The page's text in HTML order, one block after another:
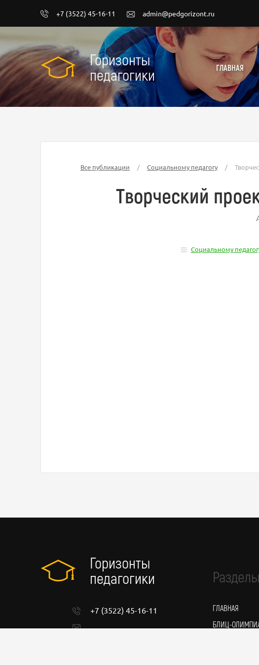
+7 (3522) 45-16-11 admin@pedgorizont.ru
Горизонты
педагогики
ГЛАВНАЯ
Все публикации / Социальному педагогу /
Творческий
Социальному
Горизонты
педагогики
+7 (3522) 45-16-11 ГЛАВНАЯ
БЛИЦ-